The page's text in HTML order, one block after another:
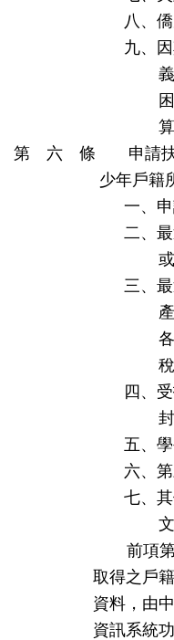
八、
九、
第 六 條 申請扶助
少年戶籍
一、申
二、
三、
四、
五、
六、
七、
前項
取得之戶
資料，由
資訊系統